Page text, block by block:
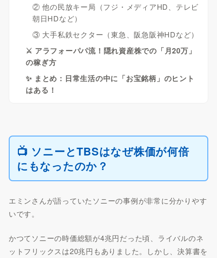
② 他の民放キー局（フジ・メディアHD、テレビ
朝日HDなど）
③ 大手私鉄セクター（東急、阪急阪神HDなど）
⚔️ アラフォーパパ流！隠れ資産株での「月20万」
の稼ぎ方
✨ まとめ：日常生活の中に「お宝銘柄」のヒント
はある！
📺 ソニーとTBSはなぜ株価が何倍
にもなったのか？
エミンさんが語っていたソニーの事例が非常に分かりやす
いです。
かつてソニーの時価総額が4兆円だった頃、ライバルのネ
ットフリックスは20兆円もありました。しかし、決算書を